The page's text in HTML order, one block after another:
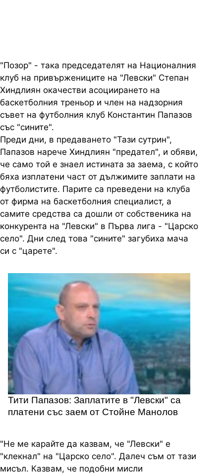
"Позор" - така председателят на Националния
клуб на привържениците на "Левски" Степан
Хиндлиян окачестви асоциирането на
баскетболния треньор и член на надзорния
съвет на футболния клуб Константин Папазов
със "сините".
Преди дни, в предаването "Тази сутрин",
Папазов нарече Хиндлиян "предател", и обяви,
че само той е знаел истината за заема, с който
бяха изплатени част от дължимите заплати на
футболистите. Парите са преведени на клуба
от фирма на баскетболния специалист, а
самите средства са дошли от собственика на
конкурента на "Левски" в Първа лига - "Царско
село". Дни след това "сините" загубиха мача
си с "царете".
Тити Папазов: Заплатите в "Левски" са
платени със заем от Стойне Манолов
"Не ме карайте да казвам, че "Левски" е
"клекнал" на "Царско село". Далеч съм от тази
мисъл. Казвам, че подобни мисли